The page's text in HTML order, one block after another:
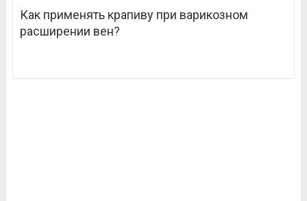
Как применять крапиву при варикозном
расширении вен?